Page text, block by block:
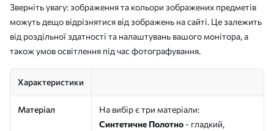
Зверніть увагу: зображення та кольори зображених предметів
можуть дещо відрізнятися від зображень на сайті. Це залежить
від роздільної здатності та налаштувань вашого монітора, а
також умов освітлення під час фотографування.
Характеристики
Матеріал
На вибір є три матеріали:
Синтетичне Полотно - гладкий,